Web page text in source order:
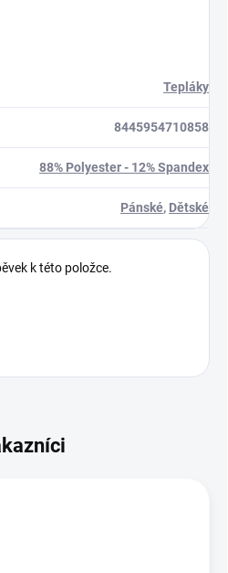
Tepláky
8445954710858
88% Polyester - 12% Spandex
Pánské, Dětské
k této položce.